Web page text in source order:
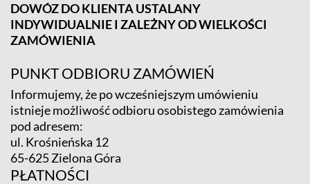
DOWÓZ DO KLIENTA USTALANY
INDYWIDUALNIE I ZALEŻNY OD WIELKOŚCI
ZAMÓWIENIA
PUNKT ODBIORU ZAMÓWIEŃ
Informujemy, że po wcześniejszym umówieniu
istnieje możliwość odbioru osobistego zamówienia
pod adresem:
ul. Krośnieńska 12
65-625 Zielona Góra
PŁATNOŚCI